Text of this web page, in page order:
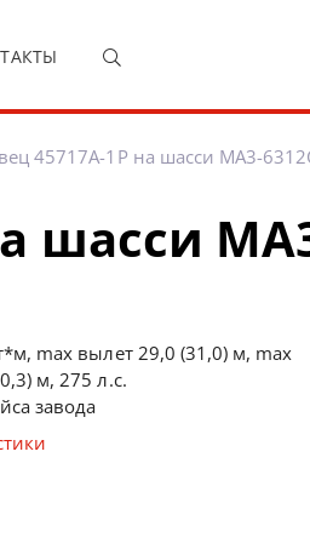
45717А-1Р на шасси МА3-
шасси
max вылет 29,0 (31,0) м, max
м, 275 л.с.
завода